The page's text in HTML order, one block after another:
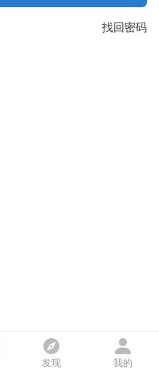
找回密码
发现 我的